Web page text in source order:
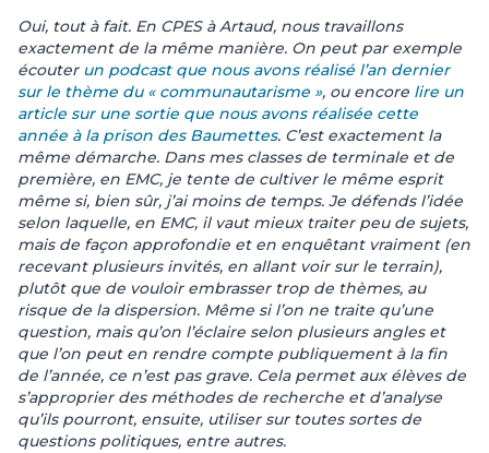
Oui, tout à fait. En CPES à Artaud, nous travaillons
exactement de la même manière. On peut par exemple
écouter un podcast que nous avons réalisé l’an dernier
sur le thème du « communautarisme », ou encore lire un
article sur une sortie que nous avons réalisée cette
année à la prison des Baumettes. C’est exactement la
même démarche. Dans mes classes de terminale et de
première, en EMC, je tente de cultiver le même esprit
même si, bien sûr, j’ai moins de temps. Je défends l’idée
selon laquelle, en EMC, il vaut mieux traiter peu de sujets,
mais de façon approfondie et en enquêtant vraiment (en
recevant plusieurs invités, en allant voir sur le terrain),
plutôt que de vouloir embrasser trop de thèmes, au
risque de la dispersion. Même si l’on ne traite qu’une
question, mais qu’on l’éclaire selon plusieurs angles et
que l’on peut en rendre compte publiquement à la fin
de l’année, ce n’est pas grave. Cela permet aux élèves de
s’approprier des méthodes de recherche et d’analyse
qu’ils pourront, ensuite, utiliser sur toutes sortes de
questions politiques, entre autres.